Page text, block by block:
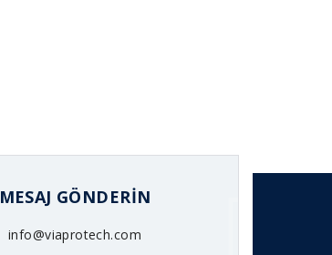
MESAJ GÖNDERIN
info@viaprotech.com